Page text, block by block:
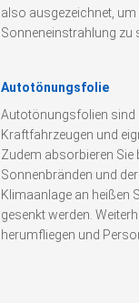
also ausgezeichnet,
Sonneneinstrahlung zu
Autotönungsfolie
Autotönungsfolien sind
Kraftfahrzeugen und
Zudem absorbieren
Sonnenbränden und
Klimaanlage an
gesenkt werden.
herumfliegen und